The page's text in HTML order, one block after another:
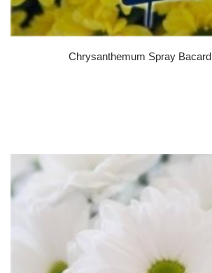
Chrysanthemum Spray